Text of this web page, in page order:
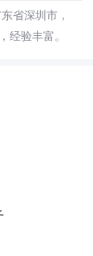
省深圳市，
经验丰富。